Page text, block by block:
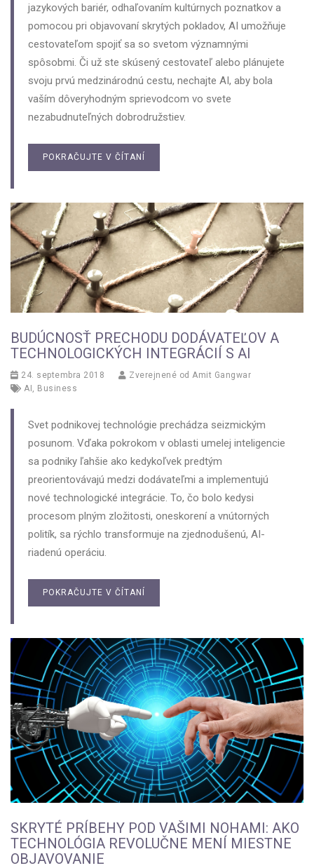
jazykových bariér, odhaľovaním kultúrnych poznatkov a
pomocou pri objavovaní skrytých pokladov, AI umožňuje
cestovateľom spojiť sa so svetom významnými
spôsobmi. Či už ste skúsený cestovateľ alebo plánujete
svoju prvú medzinárodnú cestu, nechajte AI, aby bola
vaším dôveryhodným sprievodcom vo svete
nezabudnuteľných dobrodružstiev.
POKRAČUJTE V ČÍTANÍ
BUDÚCNOSŤ PRECHODU DODÁVATEĽOV A
TECHNOLOGICKÝCH INTEGRÁCIÍ S AI
24. septembra 2018 Zverejnené od Amit Gangwar
AI , Business
Svet podnikovej technológie prechádza seizmickým
posunom. Vďaka pokrokom v oblasti umelej inteligencie
sa podniky ľahšie ako kedykoľvek predtým
preorientovávajú medzi dodávateľmi a implementujú
nové technologické integrácie. To, čo bolo kedysi
procesom plným zložitosti, oneskorení a vnútorných
politík, sa rýchlo transformuje na zjednodušenú, AI-
riadenú operáciu.
POKRAČUJTE V ČÍTANÍ
SKRYTÉ PRÍBEHY POD VAŠIMI NOHAMI: AKO
TECHNOLÓGIA REVOLUČNE MENÍ MIESTNE
OBJAVOVANIE